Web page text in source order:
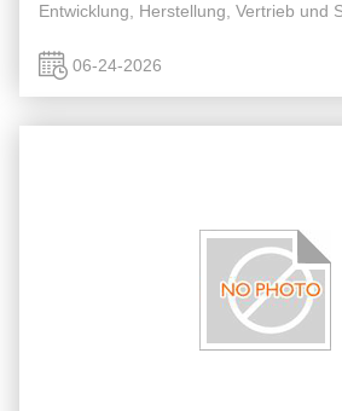
Entwicklung, Herstellung, Vertrieb und
photolumineszierender ...
06-24-2026